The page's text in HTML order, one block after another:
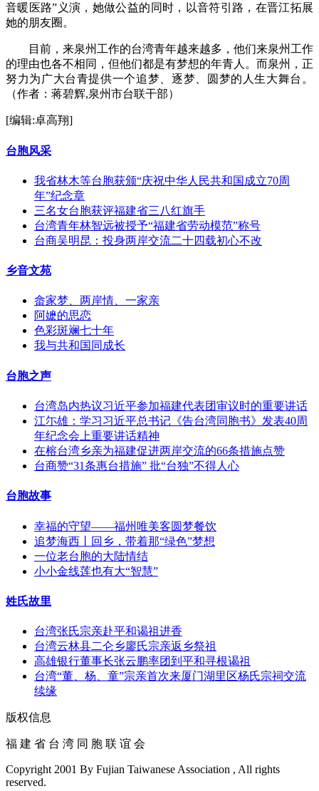
音暖医路”义演，她做公益的同时，以音符引路，在晋江拓展
她的朋友圈。
目前，来泉州工作的台湾青年越来越多，他们来泉州工作
的理由也各不相同，但他们都是有梦想的年青人。而泉州，正
努力为广大台青提供一个追梦、逐梦、圆梦的人生大舞台。
（作者：蒋碧辉,泉州市台联干部）
[编辑:卓高翔]
台胞风采
我省林木等台胞获颁“庆祝中华人民共和国成立70周
年”纪念章
三名女台胞获评福建省三八红旗手
台湾青年林智远被授予“福建省劳动模范”称号
台商吴明昆：投身两岸交流二十四载初心不改
乡音文苑
畲家梦、两岸情、一家亲
阿嬷的思恋
色彩斑斓七十年
我与共和国同成长
台胞之声
台湾岛内热议习近平参加福建代表团审议时的重要讲话
江尓雄：学习习近平总书记《告台湾同胞书》发表40周
年纪念会上重要讲话精神
在榕台湾乡亲为福建促进两岸交流的66条措施点赞
台商赞“31条惠台措施” 批“台独”不得人心
台胞故事
幸福的守望——福州唯美客圆梦餐饮
追梦海西丨回乡，带着那“绿色”梦想
一位老台胞的大陆情结
小小金线莲也有大“智慧”
姓氏故里
台湾张氏宗亲赴平和谒祖进香
台湾云林县二仑乡廖氏宗亲返乡祭祖
高雄银行董事长张云鹏率团到平和寻根谒祖
台湾“董、杨、童”宗亲首次来厦门湖里区杨氏宗祠交流
续缘
版权信息
福 建 省 台 湾 同 胞 联 谊 会
Copyright 2001 By Fujian Taiwanese Association , All rights
reserved.